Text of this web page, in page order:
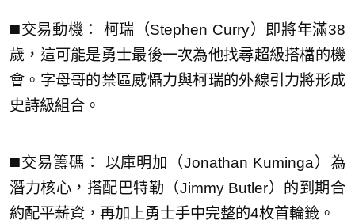
◼️交易動機： 柯瑞（Stephen Curry）即將年滿38
歲，這可能是勇士最後一次為他找尋超級搭檔的機
會。字母哥的禁區威懾力與柯瑞的外線引力將形成
史詩級組合。
◼️交易籌碼： 以庫明加（Jonathan Kuminga）為
潛力核心，搭配巴特勒（Jimmy Butler）的到期合
約配平薪資，再加上勇士手中完整的4枚首輪籤。